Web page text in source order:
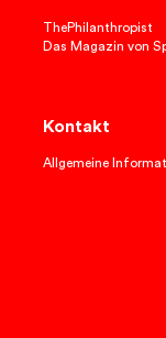
ThePhilanthropist
Das Magazin von
Kontakt
Allgemeine